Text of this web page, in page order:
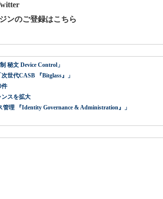
ンのご登録はこちら
秘文 Device Control」
世代CASB 『Bitglass』」
件
スを拡大
理 『Identity Governance & Administration』」